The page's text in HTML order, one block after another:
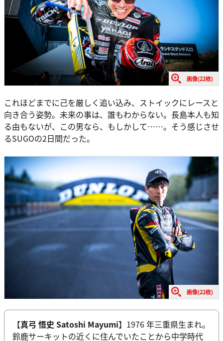
画像(22枚)
これほどまでに己を厳しく追い込み、ストイックにレースと
向き合う姿勢。未来の事は、誰もわからない。長島本人も知
る由もないが、この男なら、もしかして……。そう感じさせ
るSUGOの2日間だった。
画像(22枚)
【真弓 悟史 Satoshi Mayumi】1976 年三重県生まれ。
鈴鹿サーキットの近くに住んでいたことから中学時代